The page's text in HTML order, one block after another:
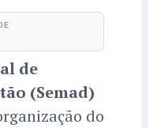
de
(Semad)
do